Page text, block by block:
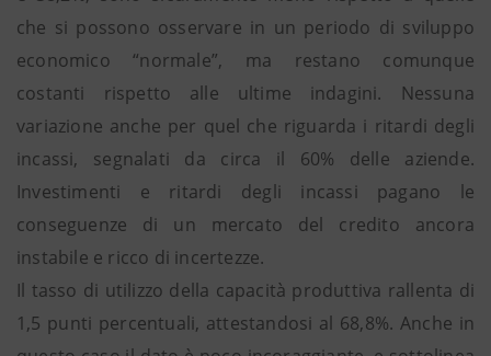
che si possono osservare in un periodo di sviluppo
economico “normale”, ma restano comunque
costanti rispetto alle ultime indagini. Nessuna
variazione anche per quel che riguarda i ritardi degli
incassi, segnalati da circa il 60% delle aziende.
Investimenti e ritardi degli incassi pagano le
conseguenze di un mercato del credito ancora
instabile e ricco di incertezze.
Il tasso di utilizzo della capacità produttiva rallenta di
1,5 punti percentuali, attestandosi al 68,8%. Anche in